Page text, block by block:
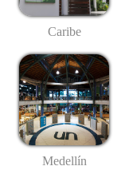
Caribe
Medellín